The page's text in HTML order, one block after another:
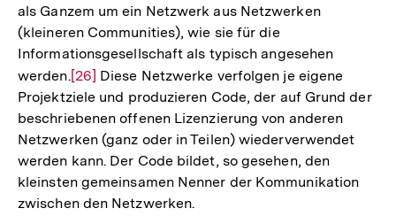
als Ganzem um ein Netzwerk aus Netzwerken
(kleineren Communities), wie sie für die
Informationsgesellschaft als typisch angesehen
werden.Zur
Auflösung
der
Fußnote
[26] Diese Netzwerke verfolgen je eigene
Projektziele und produzieren Code, der auf Grund der
beschriebenen offenen Lizenzierung von anderen
Netzwerken (ganz oder in Teilen) wiederverwendet
werden kann. Der Code bildet, so gesehen, den
kleinsten gemeinsamen Nenner der Kommunikation
zwischen den Netzwerken.